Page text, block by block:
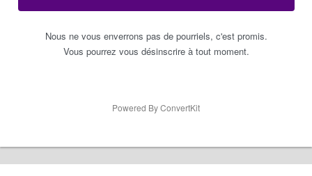
Nous ne vous enverrons pas de pourriels, c'est promis.
Vous pourrez vous désinscrire à tout moment.
Powered By ConvertKit